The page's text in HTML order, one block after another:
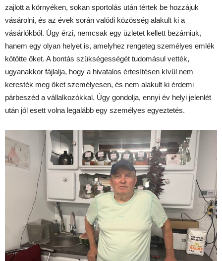
zajlott a környéken, sokan sportolás után tértek be hozzájuk
vásárolni, és az évek során valódi közösség alakult ki a
vásárlókból. Úgy érzi, nemcsak egy üzletet kellett bezárniuk,
hanem egy olyan helyet is, amelyhez rengeteg személyes emlék
kötötte őket. A bontás szükségességét tudomásul vették,
ugyanakkor fájlalja, hogy a hivatalos értesítésen kívül nem
keresték meg őket személyesen, és nem alakult ki érdemi
párbeszéd a vállalkozókkal. Úgy gondolja, ennyi év helyi jelenlét
után jól esett volna legalább egy személyes egyeztetés.